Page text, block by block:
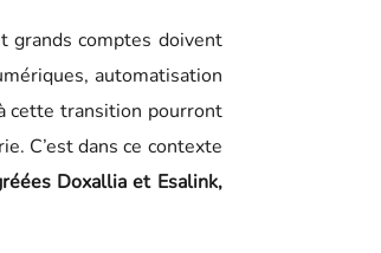
grands comptes doivent
automatisation
cette transition pourront
C’est dans ce contexte
Doxallia et Esalink,